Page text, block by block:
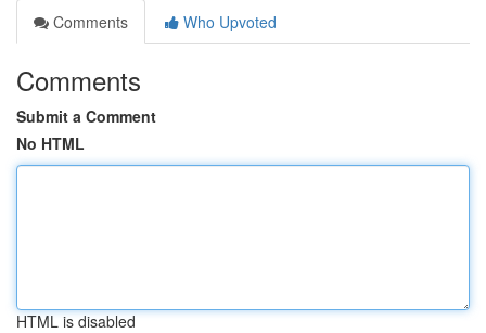
Comments
Who Upvoted
Comments
Submit a Comment
No HTML
HTML is disabled